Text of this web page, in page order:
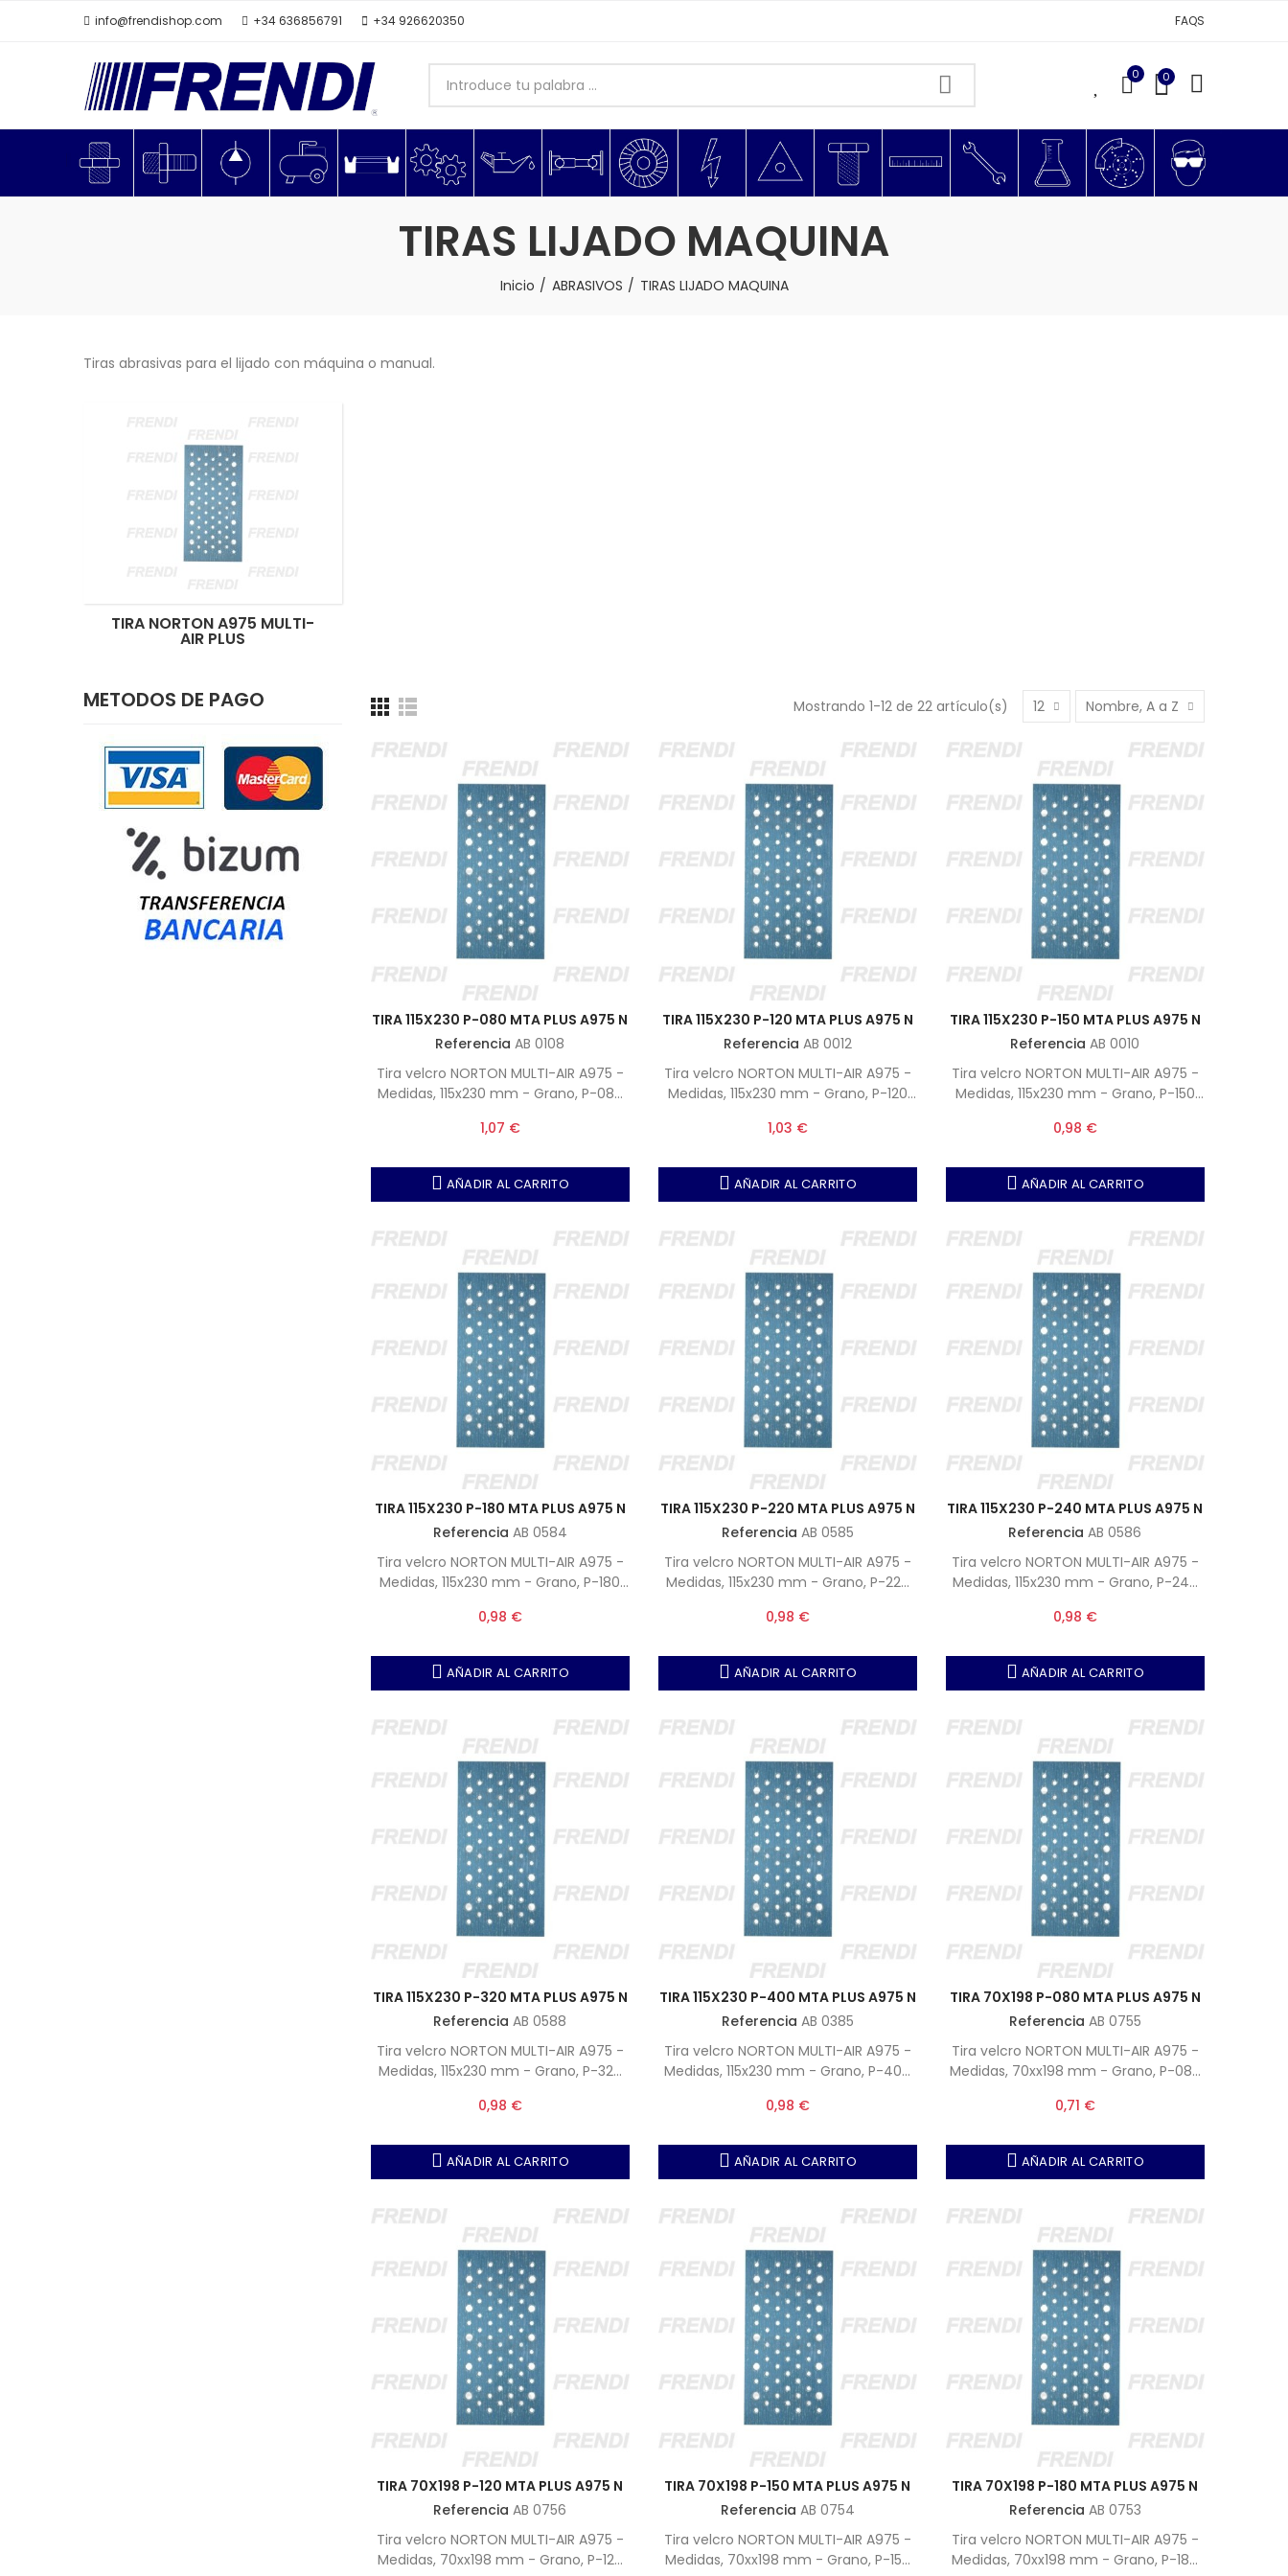
info@frendishop.com +34 636856791 +34 926620350 FAQS
0 0
TIRAS LIJADO MAQUINA
Inicio ABRASIVOS TIRAS LIJADO MAQUINA
Tiras abrasivas para el lijado con máquina o manual.
TIRA NORTON A975 MULTI-
AIR PLUS
Mostrando 1-12 de 22 artículo(s) 12 Nombre, A a Z
TIRA 115X230 P-080 MTA PLUS A975 N
Referencia AB 0108
Tira velcro NORTON MULTI-AIR A975 -
Medidas, 115x230 mm - Grano, P-080
1,07 €
AÑADIR AL CARRITO
TIRA 115X230 P-120 MTA PLUS A975 N
Referencia AB 0012
Tira velcro NORTON MULTI-AIR A975 -
Medidas, 115x230 mm - Grano, P-120
1,03 €
AÑADIR AL CARRITO
TIRA 115X230 P-150 MTA PLUS A975 N
Referencia AB 0010
Tira velcro NORTON MULTI-AIR A975 -
Medidas, 115x230 mm - Grano, P-150
0,98 €
AÑADIR AL CARRITO
TIRA 115X230 P-180 MTA PLUS A975 N
Referencia AB 0584
Tira velcro NORTON MULTI-AIR A975 -
Medidas, 115x230 mm - Grano, P-180
0,98 €
AÑADIR AL CARRITO
TIRA 115X230 P-220 MTA PLUS A975 N
Referencia AB 0585
Tira velcro NORTON MULTI-AIR A975 -
Medidas, 115x230 mm - Grano, P-220
0,98 €
AÑADIR AL CARRITO
TIRA 115X230 P-240 MTA PLUS A975 N
Referencia AB 0586
Tira velcro NORTON MULTI-AIR A975 -
Medidas, 115x230 mm - Grano, P-240
0,98 €
AÑADIR AL CARRITO
TIRA 115X230 P-320 MTA PLUS A975 N
Referencia AB 0588
Tira velcro NORTON MULTI-AIR A975 -
Medidas, 115x230 mm - Grano, P-320
0,98 €
AÑADIR AL CARRITO
TIRA 115X230 P-400 MTA PLUS A975 N
Referencia AB 0385
Tira velcro NORTON MULTI-AIR A975 -
Medidas, 115x230 mm - Grano, P-400
0,98 €
AÑADIR AL CARRITO
TIRA 70X198 P-080 MTA PLUS A975 N
Referencia AB 0755
Tira velcro NORTON MULTI-AIR A975 -
Medidas, 70xx198 mm - Grano, P-080
0,71 €
AÑADIR AL CARRITO
TIRA 70X198 P-120 MTA PLUS A975 N
Referencia AB 0756
Tira velcro NORTON MULTI-AIR A975 -
Medidas, 70xx198 mm - Grano, P-120
TIRA 70X198 P-150 MTA PLUS A975 N
Referencia AB 0754
Tira velcro NORTON MULTI-AIR A975 -
Medidas, 70xx198 mm - Grano, P-150
TIRA 70X198 P-180 MTA PLUS A975 N
Referencia AB 0753
Tira velcro NORTON MULTI-AIR A975 -
Medidas, 70xx198 mm - Grano, P-180
METODOS DE PAGO